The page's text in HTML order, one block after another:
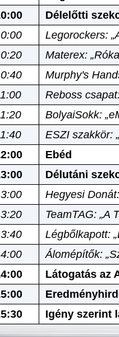
Délelőtti
Legorockers:
Materex:
Murphy's
Reboss
BolyaiSokk:
ESZI szakkör:
Ebéd
Délutáni
Hegyesi
TeamTAG: „A
Légbőlkapott:
Álomépítők:
Látogatás az
Igény szerint